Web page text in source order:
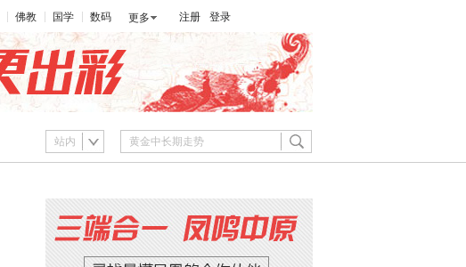
佛教 国学 数码 更多 注册 登录
站内